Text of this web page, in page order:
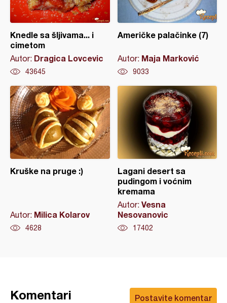
Knedle sa šljivama... i
cimetom
Autor: Dragica Lovcevic
43645
Američke palačinke (7)
Autor: Maja Marković
9033
Kruške na pruge :)
Autor: Milica Kolarov
4628
Lagani desert sa
pudingom i voćnim
kremama
Autor: Vesna
Nesovanovic
17402
Postavite komentar
Komentari